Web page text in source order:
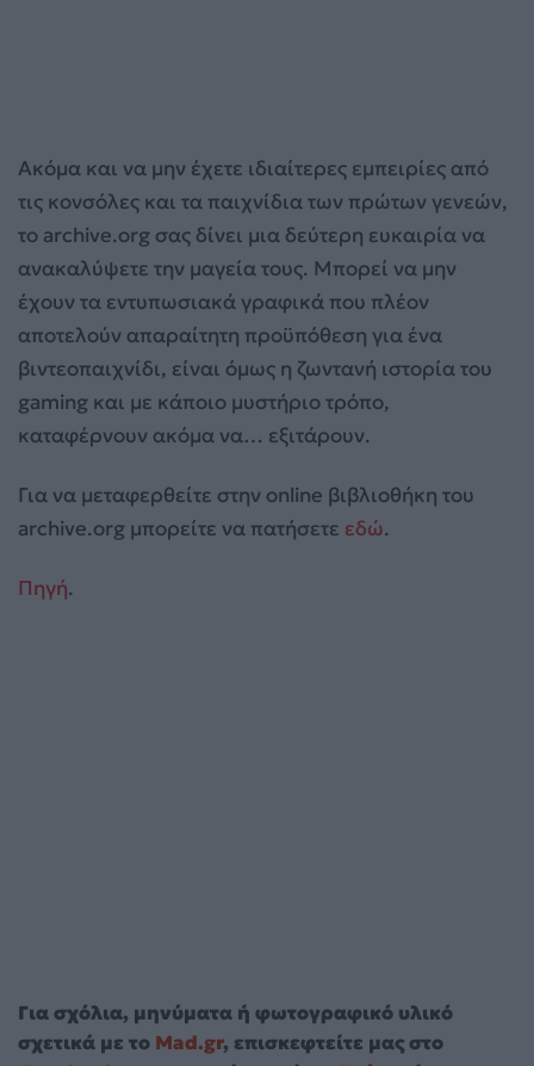
Ακόμα και να μην έχετε ιδιαίτερες εμπειρίες από
τις κονσόλες και τα παιχνίδια των πρώτων γενεών,
το archive.org σας δίνει μια δεύτερη ευκαιρία να
ανακαλύψετε την μαγεία τους. Μπορεί να μην
έχουν τα εντυπωσιακά γραφικά που πλέον
αποτελούν απαραίτητη προϋπόθεση για ένα
βιντεοπαιχνίδι, είναι όμως η ζωντανή ιστορία του
gaming και με κάποιο μυστήριο τρόπο,
καταφέρνουν ακόμα να… εξιτάρουν.
Για να μεταφερθείτε στην online βιβλιοθήκη του
archive.org μπορείτε να πατήσετε εδώ.
Πηγή.
Για σχόλια, μηνύματα ή φωτογραφικό υλικό
σχετικά με το Mad.gr, επισκεφτείτε μας στο